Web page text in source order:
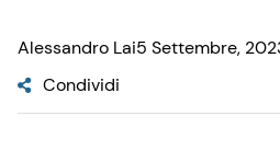
Alessandro Lai5 Settembre,
Condividi